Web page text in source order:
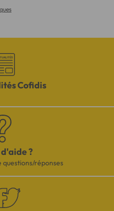
Cofidis
?
questions/réponses